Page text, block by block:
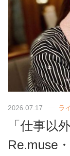
2026.07.17 ラ
「仕事以
Re.muse